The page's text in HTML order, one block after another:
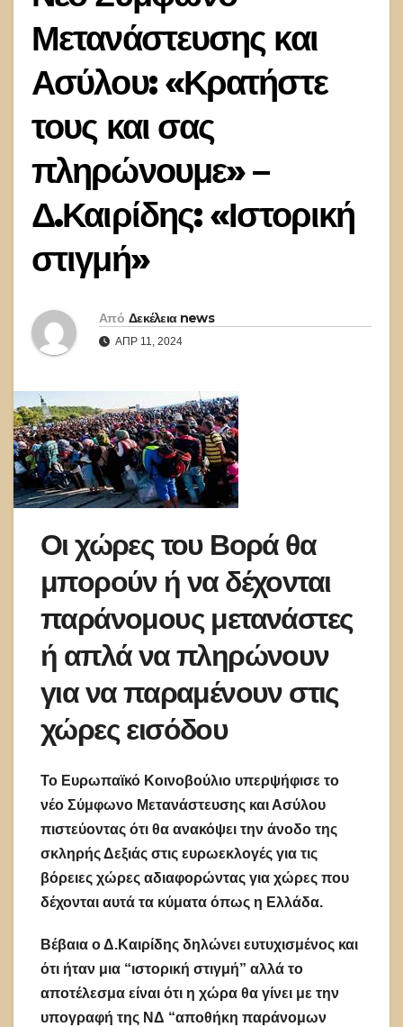
Μετανάστευσης και
Ασύλου: «Κρατήστε
τους και σας
πληρώνουμε» –
Δ.Καιρίδης: «Ιστορική
στιγμή»
Από Δεκέλεια news
ΑΠΡ 11, 2024
Οι χώρες του Βορά θα
μπορούν ή να δέχονται
παράνομους μετανάστες
ή απλά να πληρώνουν
για να παραμένουν στις
χώρες εισόδου
Το Ευρωπαϊκό Κοινοβούλιο υπερψήφισε το
νέο Σύμφωνο Μετανάστευσης και Ασύλου
πιστεύοντας ότι θα ανακόψει την άνοδο της
σκληρής Δεξιάς στις ευρωεκλογές για τις
βόρειες χώρες αδιαφορώντας για χώρες που
δέχονται αυτά τα κύματα όπως η Ελλάδα.
Βέβαια ο Δ.Καιρίδης δηλώνει ευτυχισμένος και
ότι ήταν μια “ιστορική στιγμή” αλλά το
αποτέλεσμα είναι ότι η χώρα θα γίνει με την
υπογραφή της ΝΔ “αποθήκη παράνομων